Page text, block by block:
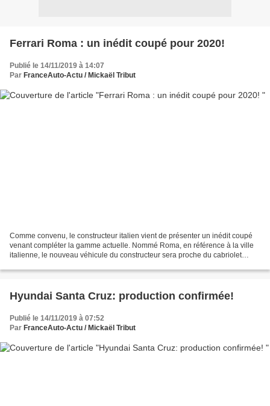
Ferrari Roma : un inédit coupé pour 2020!
Publié le 14/11/2019 à 14:07
Par FranceAuto-Actu / Mickaël Tribut
Comme convenu, le constructeur italien vient de présenter un inédit coupé
venant compléter la gamme actuelle. Nommé Roma, en référence à la ville
italienne, le nouveau véhicule du constructeur sera proche du cabriolet
Hyundai Santa Cruz: production confirmée!
Publié le 14/11/2019 à 07:52
Par FranceAuto-Actu / Mickaël Tribut